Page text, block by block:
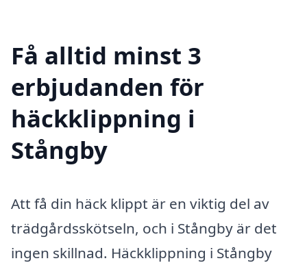
Få alltid minst 3
erbjudanden för
häckklippning i
Stångby
Att få din häck klippt är en viktig del av
trädgårdsskötseln, och i Stångby är det
ingen skillnad. Häckklippning i Stångby